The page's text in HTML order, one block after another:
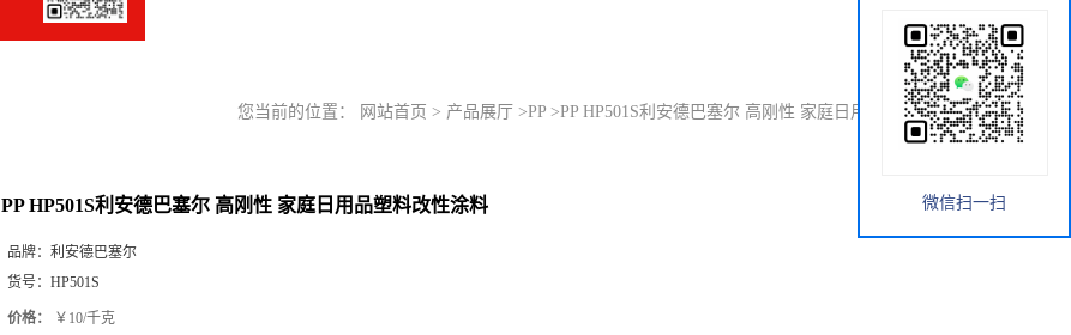
您当前的位置： 网站首页 > 产品展厅 >PP >PP HP501S利安德巴塞尔 高刚性 家庭日用品塑料改性涂料
PP HP501S利安德巴塞尔 高刚性 家庭日用品塑料改性涂料
品牌： 利安德巴塞尔
货号： HP501S
价格： ￥10/千克
微信扫一扫